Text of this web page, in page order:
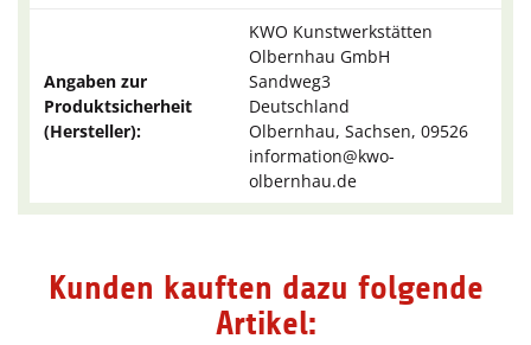
Angaben zur
Produktsicherheit
(Hersteller):
KWO Kunstwerkstätten
Olbernhau GmbH
Sandweg3
Deutschland
Olbernhau, Sachsen, 09526
information@kwo-
olbernhau.de
Kunden kauften dazu folgende
Artikel: